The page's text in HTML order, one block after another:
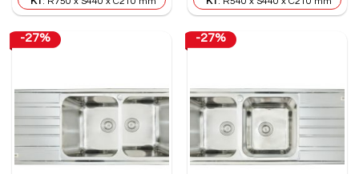
-27% -27%